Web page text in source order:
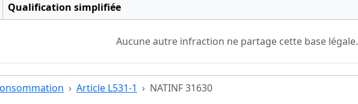
Qualification simplifiée
Aucune autre infraction ne partage cette base légale.
Article L531-1 NATINF 31630